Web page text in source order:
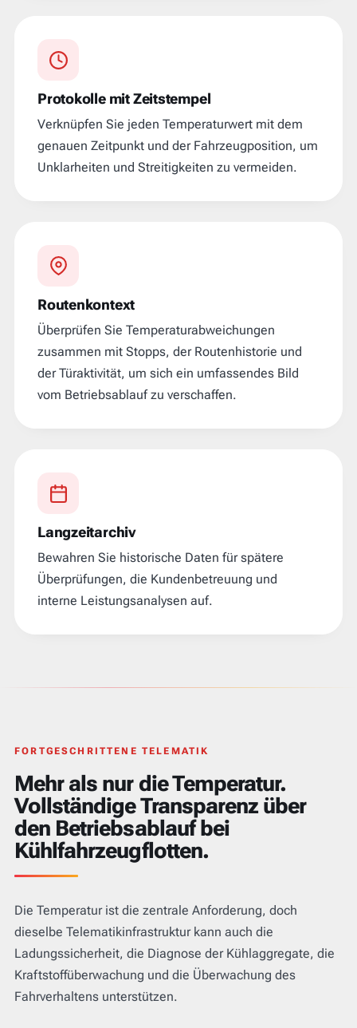
Protokolle mit Zeitstempel
Verknüpfen Sie jeden Temperaturwert mit dem
genauen Zeitpunkt und der Fahrzeugposition, um
Unklarheiten und Streitigkeiten zu vermeiden.
Routenkontext
Überprüfen Sie Temperaturabweichungen
zusammen mit Stopps, der Routenhistorie und
der Türaktivität, um sich ein umfassendes Bild
vom Betriebsablauf zu verschaffen.
Langzeitarchiv
Bewahren Sie historische Daten für spätere
Überprüfungen, die Kundenbetreuung und
interne Leistungsanalysen auf.
FORTGESCHRITTENE TELEMATIK
Mehr als nur die Temperatur.
Vollständige Transparenz über
den Betriebsablauf bei
Kühlfahrzeugflotten.
Die Temperatur ist die zentrale Anforderung, doch
dieselbe Telematikinfrastruktur kann auch die
Ladungssicherheit, die Diagnose der Kühlaggregate, die
Kraftstoffüberwachung und die Überwachung des
Fahrverhaltens unterstützen.